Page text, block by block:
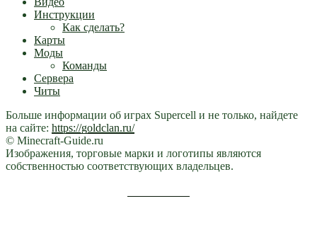
Инструкции
Как сделать?
Карты
Моды
Команды
Сервера
Читы
Больше информации об играх Supercell и не только, найдете
на сайте: https://goldclan.ru/
© Minecraft-Guide.ru
Изображения, торговые марки и логотипы являются
собственностью соответствующих владельцев.